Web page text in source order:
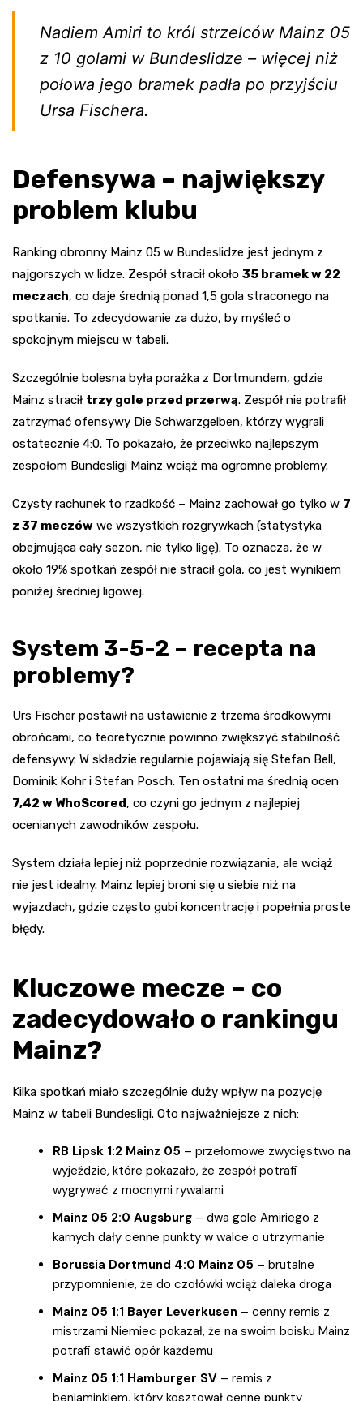
Nadiem Amiri to król strzelców Mainz 05
z 10 golami w Bundeslidze – więcej niż
połowa jego bramek padła po przyjściu
Ursa Fischera.
Defensywa – największy
problem klubu
Ranking obronny Mainz 05 w Bundeslidze jest jednym z
najgorszych w lidze. Zespół stracił około 35 bramek w 22
meczach, co daje średnią ponad 1,5 gola straconego na
spotkanie. To zdecydowanie za dużo, by myśleć o
spokojnym miejscu w tabeli.
Szczególnie bolesna była porażka z Dortmundem, gdzie
Mainz stracił trzy gole przed przerwą. Zespół nie potrafił
zatrzymać ofensywy Die Schwarzgelben, którzy wygrali
ostatecznie 4:0. To pokazało, że przeciwko najlepszym
zespołom Bundesligi Mainz wciąż ma ogromne problemy.
Czysty rachunek to rzadkość – Mainz zachował go tylko w 7
z 37 meczów we wszystkich rozgrywkach (statystyka
obejmująca cały sezon, nie tylko ligę). To oznacza, że w
około 19% spotkań zespół nie stracił gola, co jest wynikiem
poniżej średniej ligowej.
System 3-5-2 – recepta na
problemy?
Urs Fischer postawił na ustawienie z trzema środkowymi
obrońcami, co teoretycznie powinno zwiększyć stabilność
defensywy. W składzie regularnie pojawiają się Stefan Bell,
Dominik Kohr i Stefan Posch. Ten ostatni ma średnią ocen
7,42 w WhoScored, co czyni go jednym z najlepiej
ocenianych zawodników zespołu.
System działa lepiej niż poprzednie rozwiązania, ale wciąż
nie jest idealny. Mainz lepiej broni się u siebie niż na
wyjazdach, gdzie często gubi koncentrację i popełnia proste
błędy.
Kluczowe mecze – co
zadecydowało o rankingu
Mainz?
Kilka spotkań miało szczególnie duży wpływ na pozycję
Mainz w tabeli Bundesligi. Oto najważniejsze z nich:
RB Lipsk 1:2 Mainz 05 – przełomowe zwycięstwo na
wyjeździe, które pokazało, że zespół potrafi
wygrywać z mocnymi rywalami
Mainz 05 2:0 Augsburg – dwa gole Amiriego z
karnych dały cenne punkty w walce o utrzymanie
Borussia Dortmund 4:0 Mainz 05 – brutalne
przypomnienie, że do czołówki wciąż daleka droga
Mainz 05 1:1 Bayer Leverkusen – cenny remis z
mistrzami Niemiec pokazał, że na swoim boisku Mainz
potrafi stawić opór każdemu
Mainz 05 1:1 Hamburger SV – remis z